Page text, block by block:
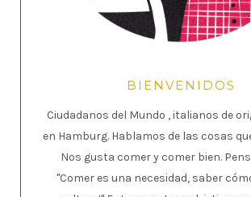
BIENVENIDOS
Ciudadanos del Mundo , italianos de
en Hamburg. Hablamos de las cosas
Nos gusta comer y comer bien.
"Comer es una necesidad, saber